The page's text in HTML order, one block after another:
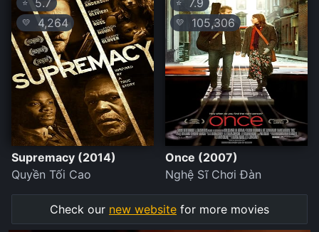
⭐ 5.7
💛 4,264
Supremacy (2014)
Quyền Tối Cao
⭐ 7.9
💛 105,306
Once (2007)
Nghệ Sĩ Chơi Đàn
Check our new website for more movies